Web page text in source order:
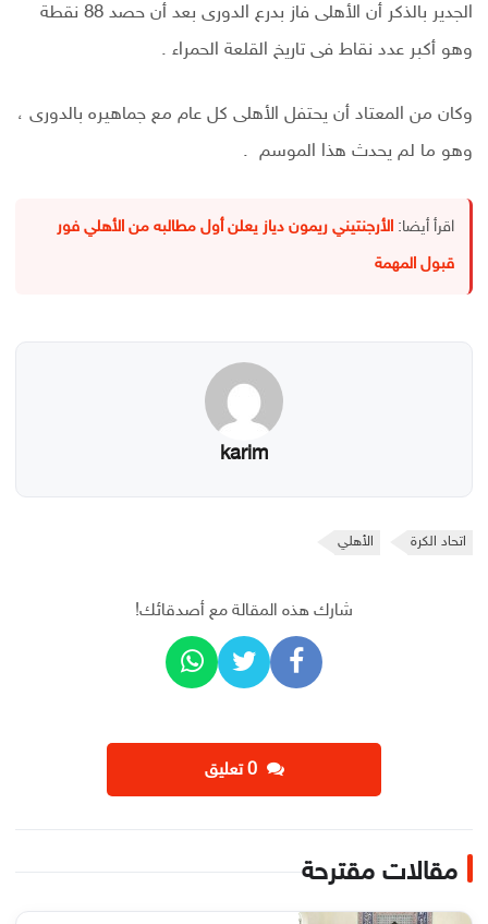
الجدير بالذكر أن الأهلى فاز بدرع الدورى بعد أن حصد 88 نقطة
وهو أكبر عدد نقاط فى تاريخ القلعة الحمراء .
وكان من المعتاد أن يحتفل الأهلى كل عام مع جماهيره بالدورى ،
وهو ما لم يحدث هذا الموسم .
اقرأ أيضا: الأرجنتيني ريمون دياز يعلن أول مطالبه من الأهلي فور
قبول المهمة
karim
اتحاد الكرة الأهلي
شارك هذه المقالة مع أصدقائك!
‫0 تعليق
مقالات مقترحة